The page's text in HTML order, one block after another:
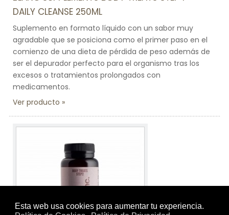
DAILY CLEANSE 250ML
Suplemento en formato líquido con un sabor muy
agradable que se posiciona como el primer paso en el
comienzo de una dieta de pérdida de peso además de
ser el depurador perfecto para el organismo tras los
excesos o tratamientos prolongados con
medicamentos.
Ver producto